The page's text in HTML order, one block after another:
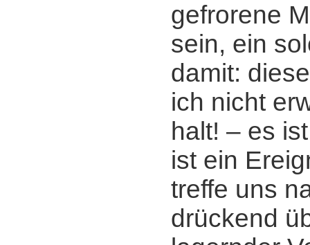
gefrorene
sein, ein
damit:
ich nicht
halt! ‒ es
ist ein
treffe uns
drückend